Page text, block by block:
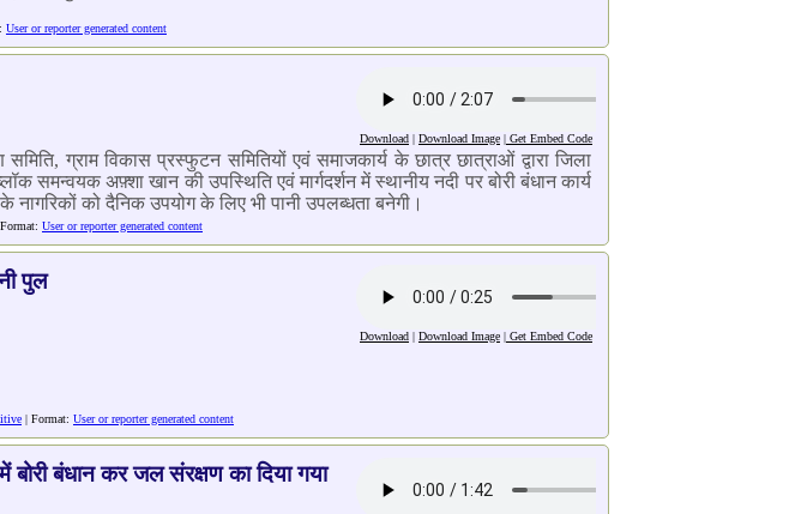
User or reporter generated content
Download | Download Image | Get Embed Code
ग्राम विकास प्रस्फुटन समितियों एवं समाजकार्य के छात्र छात्राओं द्वारा जिला
अफ़्शा खान की उपस्थिति एवं मार्गदर्शन में स्थानीय नदी पर बोरी बंधान कार्य
नागरिकों को दैनिक उपयोग के लिए भी पानी उपलब्धता बनेगी।
User or reporter generated content
पुल
Download | Download Image | Get Embed Code
| Format: User or reporter generated content
बोरी बंधान कर जल संरक्षण का दिया गया